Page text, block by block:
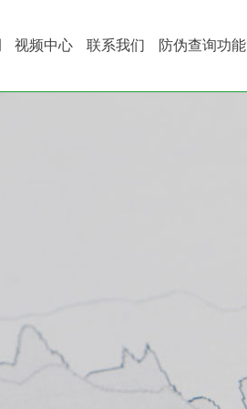
视频中心 联系我们 防伪查询功能